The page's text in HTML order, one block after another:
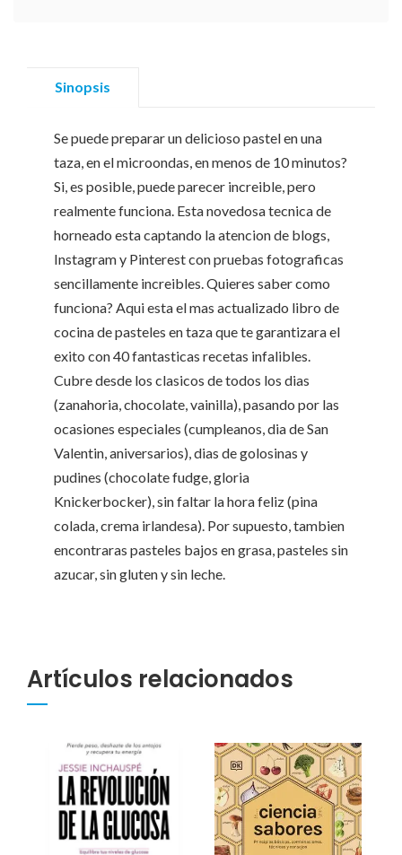
Sinopsis
Se puede preparar un delicioso pastel en una
taza, en el microondas, en menos de 10 minutos?
Si, es posible, puede parecer increible, pero
realmente funciona. Esta novedosa tecnica de
horneado esta captando la atencion de blogs,
Instagram y Pinterest con pruebas fotograficas
sencillamente increibles. Quieres saber como
funciona? Aqui esta el mas actualizado libro de
cocina de pasteles en taza que te garantizara el
exito con 40 fantasticas recetas infalibles.
Cubre desde los clasicos de todos los dias
(zanahoria, chocolate, vainilla), pasando por las
ocasiones especiales (cumpleanos, dia de San
Valentin, aniversarios), dias de golosinas y
pudines (chocolate fudge, gloria
Knickerbocker), sin faltar la hora feliz (pina
colada, crema irlandesa). Por supuesto, tambien
encontraras pasteles bajos en grasa, pasteles sin
azucar, sin gluten y sin leche.
Artículos relacionados